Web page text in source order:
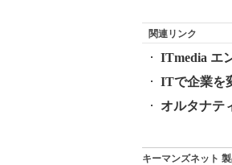
関連リンク
ITmedia エ
ITで企業を
オルタナテ
キーマンズネット